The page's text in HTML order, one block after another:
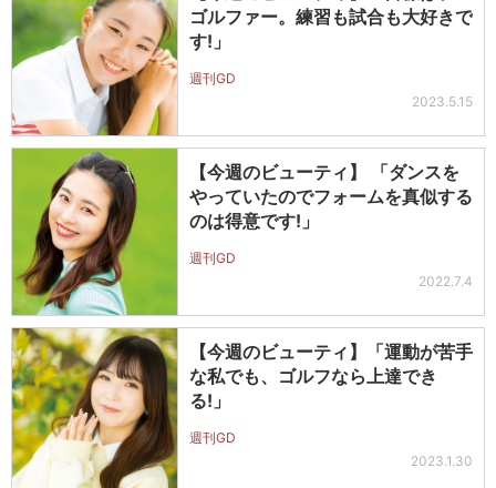
ゴルファー。練習も試合も大好きで
す!」
週刊GD
2023.5.15
【今週のビューティ】 「ダンスを
やっていたのでフォームを真似する
のは得意です!」
週刊GD
2022.7.4
【今週のビューティ】「運動が苦手
な私でも、ゴルフなら上達でき
る!」
週刊GD
2023.1.30